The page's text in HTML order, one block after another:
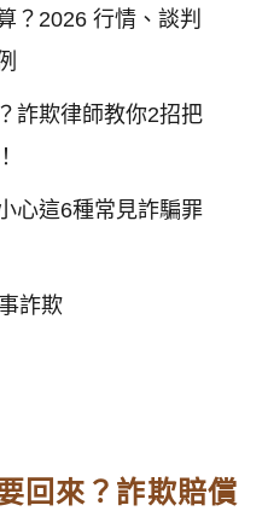
？2026 行情、談判
詐欺律師教你2招把
心這6種常見詐騙罪
詐欺
回來？詐欺賠償